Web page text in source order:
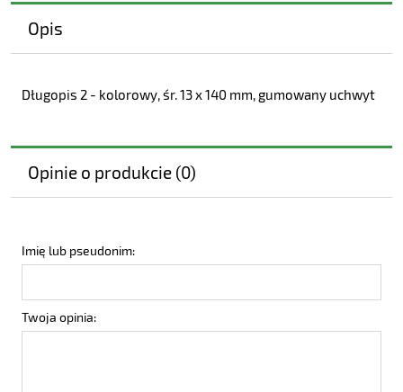
Opis
Długopis 2 - kolorowy, śr. 13 x 140 mm, gumowany uchwyt
Opinie o produkcie (0)
Imię lub pseudonim:
Twoja opinia: